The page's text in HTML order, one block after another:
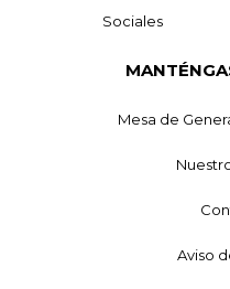
Sociales
Mesa de
Aviso